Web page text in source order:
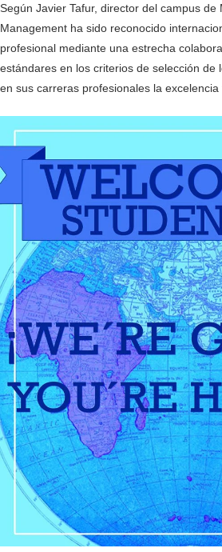
Según Javier Tafur, director del campus
Management ha sido reconocido
profesional mediante una estrecha
estándares en los criterios de selección
en sus carreras profesionales la excelencia